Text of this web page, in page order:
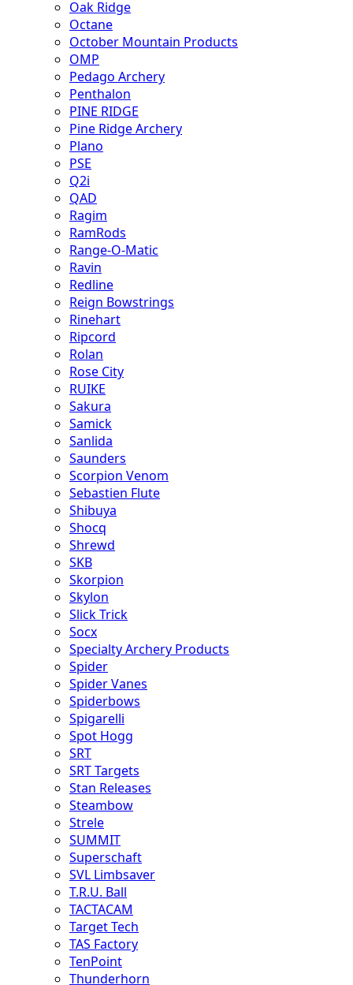
Oak Ridge
Octane
October Mountain Products
OMP
Pedago Archery
Penthalon
PINE RIDGE
Pine Ridge Archery
Plano
PSE
Q2i
QAD
Ragim
RamRods
Range-O-Matic
Ravin
Redline
Reign Bowstrings
Rinehart
Ripcord
Rolan
Rose City
RUIKE
Sakura
Samick
Sanlida
Saunders
Scorpion Venom
Sebastien Flute
Shibuya
Shocq
Shrewd
SKB
Skorpion
Skylon
Slick Trick
Socx
Specialty Archery Products
Spider
Spider Vanes
Spiderbows
Spigarelli
Spot Hogg
SRT
SRT Targets
Stan Releases
Steambow
Strele
SUMMIT
Superschaft
SVL Limbsaver
T.R.U. Ball
TACTACAM
Target Tech
TAS Factory
TenPoint
Thunderhorn